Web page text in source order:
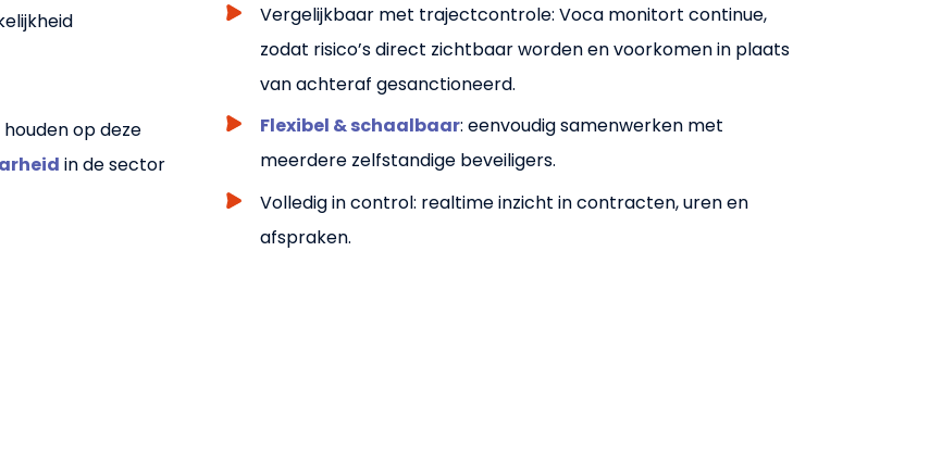
op deze
in de sector
Vergelijkbaar met trajectcontrole: Voca monitort continue,
zodat risico’s direct zichtbaar worden en voorkomen in plaats
van achteraf gesanctioneerd.
Flexibel & schaalbaar: eenvoudig samenwerken met
meerdere zelfstandige beveiligers.
Volledig in control: realtime inzicht in contracten, uren en
afspraken.